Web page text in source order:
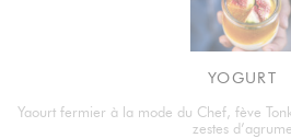
YOGURT
Yaourt fermier à la mode du Chef, fève
zestes